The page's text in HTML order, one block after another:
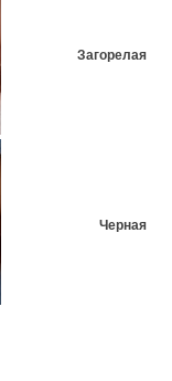
Загорелая
Черная